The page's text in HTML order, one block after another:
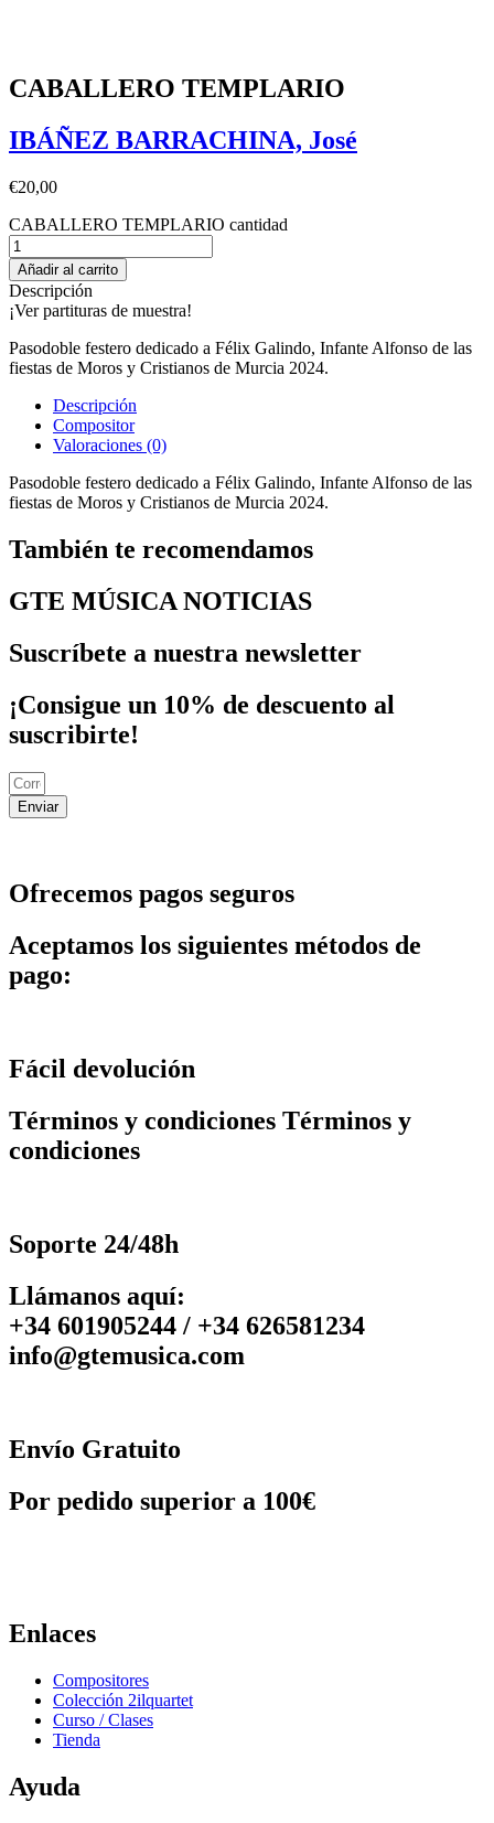
CABALLERO TEMPLARIO
IBÁÑEZ BARRACHINA, José
€20,00
CABALLERO TEMPLARIO cantidad
Añadir al carrito
Descripción
¡Ver partituras de muestra!
Pasodoble festero dedicado a Félix Galindo, Infante Alfonso de las
fiestas de Moros y Cristianos de Murcia 2024.
Descripción
Compositor
Valoraciones (0)
Pasodoble festero dedicado a Félix Galindo, Infante Alfonso de las
fiestas de Moros y Cristianos de Murcia 2024.
También te recomendamos
GTE MÚSICA NOTICIAS
Suscríbete a nuestra newsletter
¡Consigue un 10% de descuento al
suscribirte!
Enviar
Ofrecemos pagos seguros
Aceptamos los siguientes métodos de
pago:
Fácil devolución
Términos y condiciones Términos y
condiciones
Soporte 24/48h
Llámanos aquí:
+34 601905244 / +34 626581234
info@gtemusica.com
Envío Gratuito
Por pedido superior a 100€
Enlaces
Compositores
Colección 2ilquartet
Curso / Clases
Tienda
Ayuda